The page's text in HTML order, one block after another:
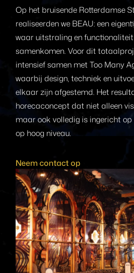
Op het bruisende Rotterdamse
realiseerden we BEAU: een
waar uitstraling en
samenkomen. Voor dit
intensief samen met Too Many
waarbij design, techniek en
elkaar zijn afgestemd. Het
horecaconcept dat niet alleen
maar ook volledig is ingericht
op hoog niveau.
Neem contact op